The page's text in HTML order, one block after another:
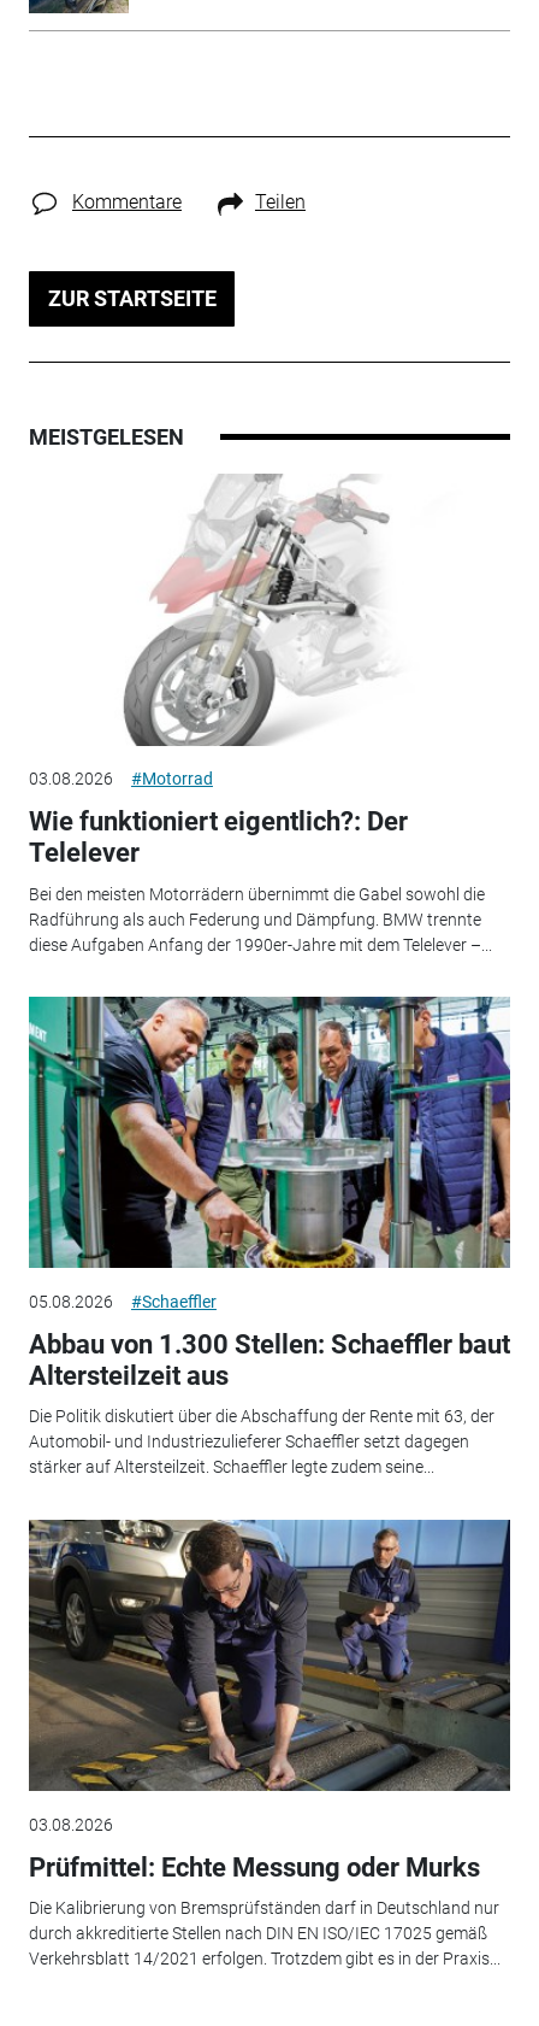
Kommentare Teilen
ZUR STARTSEITE
MEISTGELESEN
03.08.2026 #Motorrad
Wie funktioniert eigentlich?: Der
Telelever
Bei den meisten Motorrädern übernimmt die Gabel sowohl die
Radführung als auch Federung und Dämpfung. BMW trennte
diese Aufgaben Anfang der 1990er-Jahre mit dem Telelever –...
05.08.2026 #Schaeffler
Abbau von 1.300 Stellen: Schaeffler baut
Altersteilzeit aus
Die Politik diskutiert über die Abschaffung der Rente mit 63, der
Automobil- und Industriezulieferer Schaeffler setzt dagegen
stärker auf Altersteilzeit. Schaeffler legte zudem seine...
03.08.2026
Prüfmittel: Echte Messung oder Murks
Die Kalibrierung von Bremsprüfständen darf in Deutschland nur
durch akkreditierte Stellen nach DIN EN ISO/IEC 17025 gemäß
Verkehrsblatt 14/2021 erfolgen. Trotzdem gibt es in der Praxis...